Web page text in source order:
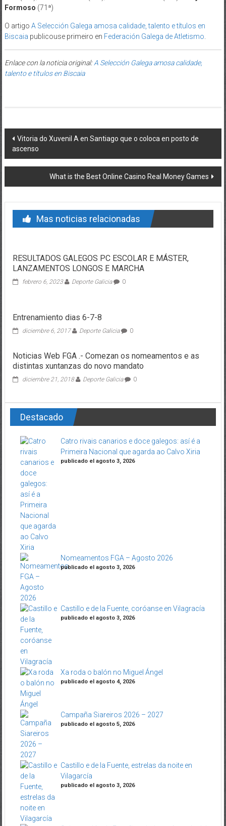
Formoso (71ª)
O artigo A Selección Galega amosa calidade, talento e títulos en
Biscaia publicouse primeiro en Federación Galega de Atletismo.
Enlace con la noticia original:A Selección Galega amosa calidade,
talento e títulos en Biscaia
Post navigation
Vitoria do Xuvenil A en Santiago que o coloca en posto de
ascenso
What is the Best Online Casino Real Money Games
Mas noticias relacionadas
RESULTADOS GALEGOS PC ESCOLAR E MÁSTER,
LANZAMENTOS LONGOS E MARCHA
febrero 6, 2023 Deporte Galicia 0
Entrenamiento dias 6-7-8
diciembre 6, 2017 Deporte Galicia 0
Noticias Web FGA .- Comezan os nomeamentos e as
distintas xuntanzas do novo mandato
diciembre 21, 2018 Deporte Galicia 0
Destacado
Catro rivais canarios e doce galegos: así é a
Primeira Nacional que agarda ao Calvo Xiria
publicado el agosto 3, 2026
Nomeamentos FGA – Agosto 2026
publicado el agosto 3, 2026
Castillo e de la Fuente, coróanse en Vilagracía
publicado el agosto 3, 2026
Xa roda o balón no Miguel Ángel
publicado el agosto 4, 2026
Campaña Siareiros 2026 – 2027
publicado el agosto 5, 2026
Castillo e de la Fuente, estrelas da noite en
Vilagarcía
publicado el agosto 3, 2026